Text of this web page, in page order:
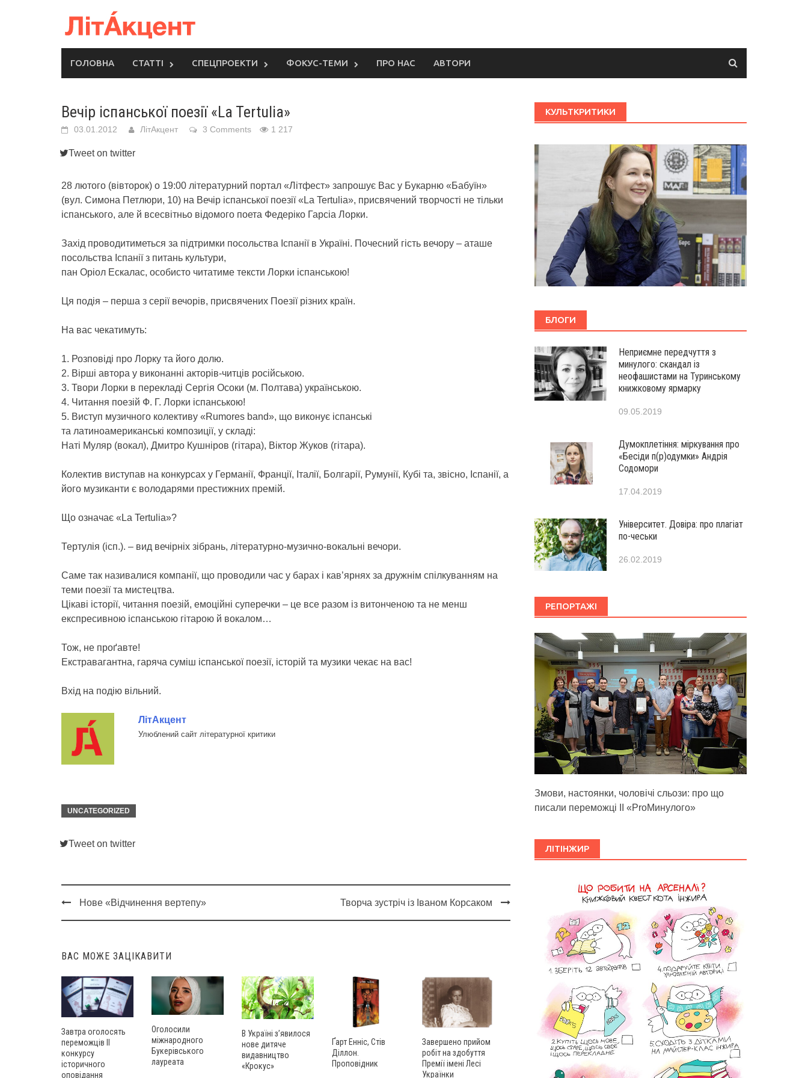
ГОЛОВНА СТАТТІ СПЕЦПРОЕКТИ ФОКУС-ТЕМИ ПРО НАС АВТОРИ
Вечір іспанської поезії «La Tertulia»
03.01.2012 ЛітАкцент 3 Comments 1 217
Tweet on twitter
28 лютого (вівторок) о 19:00 літературний портал «Літфест» запрошує Вас у Букарню «Бабуїн»
(вул. Симона Петлюри, 10) на Вечір іспанської поезії «La Tertulia», присвячений творчості не тільки
іспанського, але й всесвітньо відомого поета Федеріко Гарсіа Лорки.
Захід проводитиметься за підтримки посольства Іспанії в Україні. Почесний гість вечору – аташе
посольства Іспанії з питань культури,
пан Оріол Ескалас, особисто читатиме тексти Лорки іспанською!
Ця подія – перша з серії вечорів, присвячених Поезії різних країн.
На вас чекатимуть:
1. Розповіді про Лорку та його долю.
2. Вірші автора у виконанні акторів-читців російською.
3. Твори Лорки в перекладі Сергія Осоки (м. Полтава) українською.
4. Читання поезій Ф. Г. Лорки іспанською!
5. Виступ музичного колективу «Rumores band», що виконує іспанські
та латиноамериканські композиції, у складі:
Наті Муляр (вокал), Дмитро Кушніров (гітара), Віктор Жуков (гітара).
Колектив виступав на конкурсах у Германії, Франції, Італії, Болгарії, Румунії, Кубі та, звісно, Іспанії, а
його музиканти є володарями престижних премій.
Що означає «La Tertulia»?
Тертулія (ісп.). – вид вечірніх зібрань, літературно-музично-вокальні вечори.
Саме так називалися компанії, що проводили час у барах і кав’ярнях за дружнім спілкуванням на
теми поезії та мистецтва.
Цікаві історії, читання поезій, емоційні суперечки – це все разом із витонченою та не менш
експресивною іспанською гітарою й вокалом…
Тож, не проґавте!
Екстравагантна, гаряча суміш іспанської поезії, історій та музики чекає на вас!
Вхід на подію вільний.
ЛітАкцент
Улюблений сайт літературної критики
UNCATEGORIZED
Tweet on twitter
Post
Нове «Відчинення вертепу» Творча зустріч із Іваном Корсаком
ВАС МОЖЕ ЗАЦІКАВИТИ
Завтра оголосять
переможців ІІ
конкурсу
історичного
оповідання
Оголосили
міжнародного
Букерівського
лауреата
В Україні з’явилося
нове дитяче
видавництво
«Крокус»
Ґарт Енніс, Стів
Діллон.
Проповідник
Завершено прийом
робіт на здобуття
Премії імені Лесі
Українки
КУЛЬТКРИТИКИ
БЛОГИ
Неприємне передчуття з
минулого: скандал із
неофашистами на Туринському
книжковому ярмарку
09.05.2019
Думокплетіння: міркування про
«Бесіди п(р)одумки» Андрія
Содомори
17.04.2019
Університет. Довіра: про плагіат
по-чеськи
26.02.2019
РЕПОРТАЖІ
Змови, настоянки, чоловічі сльози: про що
писали переможці ІІ «ProМинулого»
ЛІТІНЖИР